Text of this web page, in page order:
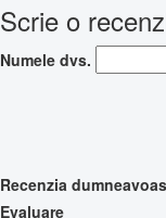
Scrie o
Numele dvs.
Recenzia
Evaluare